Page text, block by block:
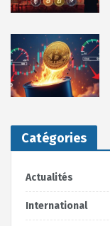
Catégories
Actualités
International